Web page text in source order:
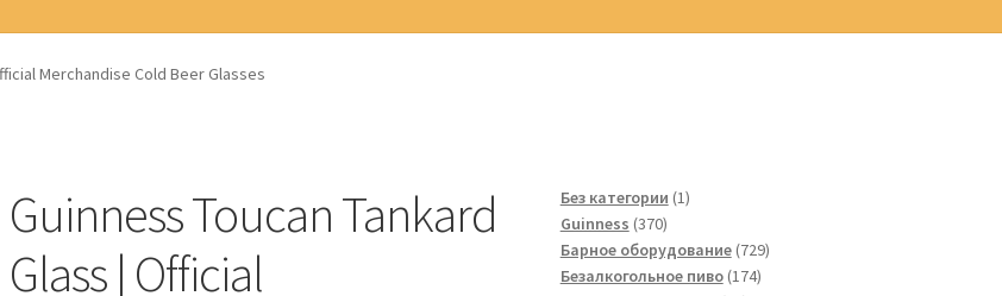
О нас Сигары Скидки Схема проезда
Merchandise Cold Beer Glasses
Guinness Toucan Tankard
Glass | Official
Без категории 11
Guinness 370370
товаров
Барное оборудование 729729
Безалкогольное пиво 174174